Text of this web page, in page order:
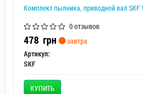
Комплект пылника, приводной вал SKF
0 отзывов
478 грн
завтра
Артикул:
SKF
КУПИТЬ